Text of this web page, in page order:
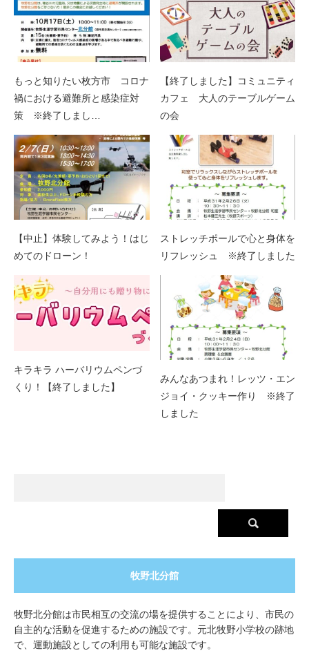
もっと知りたい枚方市 コロナ
禍における避難所と感染症対
策 ※終了しまし…
【終了しました】コミュニティ
カフェ 大人のテーブルゲーム
の会
【中止】体験してみよう！はじ
めてのドローン！
ストレッチポールで心と身体を
リフレッシュ ※終了しました
キラキラ ハーバリウムペンづ
くり！【終了しました】
みんなあつまれ！レッツ・エン
ジョイ・クッキー作り ※終了
しました
牧野北分館
牧野北分館は市民相互の交流の場を提供することにより、市民の
自主的な活動を促進するための施設です。元北牧野小学校の跡地
で、運動施設としての利用も可能な施設です。